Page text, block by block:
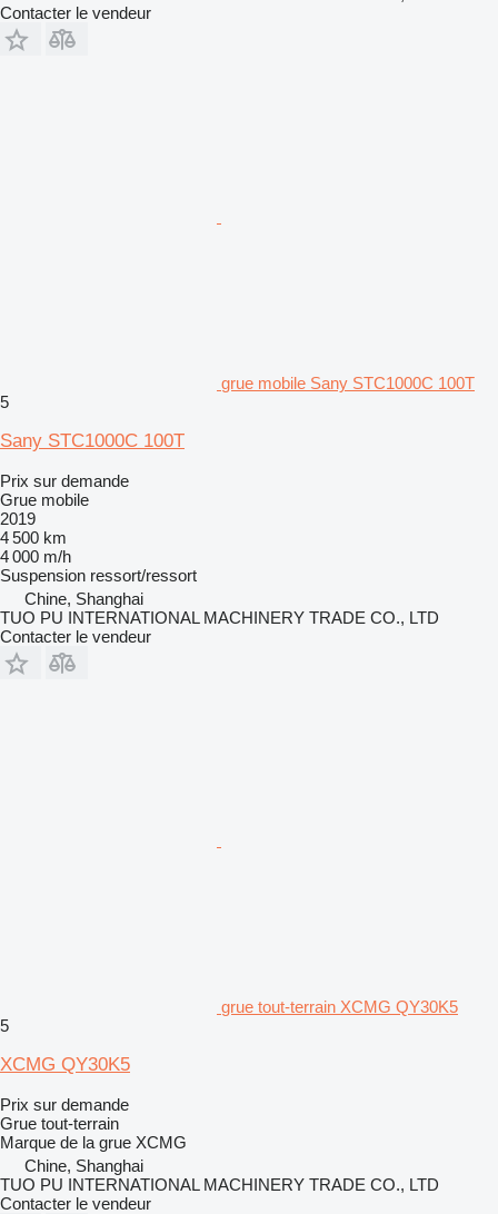
Contacter le vendeur
grue mobile Sany STC1000C 100T
5
Sany STC1000C 100T
Prix sur demande
Grue mobile
2019
4 500 km
4 000 m/h
Suspension ressort/ressort
Chine, Shanghai
TUO PU INTERNATIONAL MACHINERY TRADE CO., LTD
Contacter le vendeur
grue tout-terrain XCMG QY30K5
5
XCMG QY30K5
Prix sur demande
Grue tout-terrain
Marque de la grue XCMG
Chine, Shanghai
TUO PU INTERNATIONAL MACHINERY TRADE CO., LTD
Contacter le vendeur